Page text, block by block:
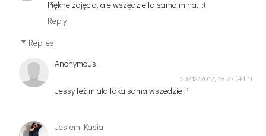
Piękne zdjęcia, ale wszędzie ta sama mina...:(
Reply
Replies
Anonymous
23/12/2012, 18:27
Jessy też miała taka sama wszedzie:P
Jestem Kasia